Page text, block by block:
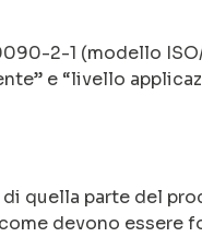
2-1 (modello
e “livello
quella parte del
devono essere